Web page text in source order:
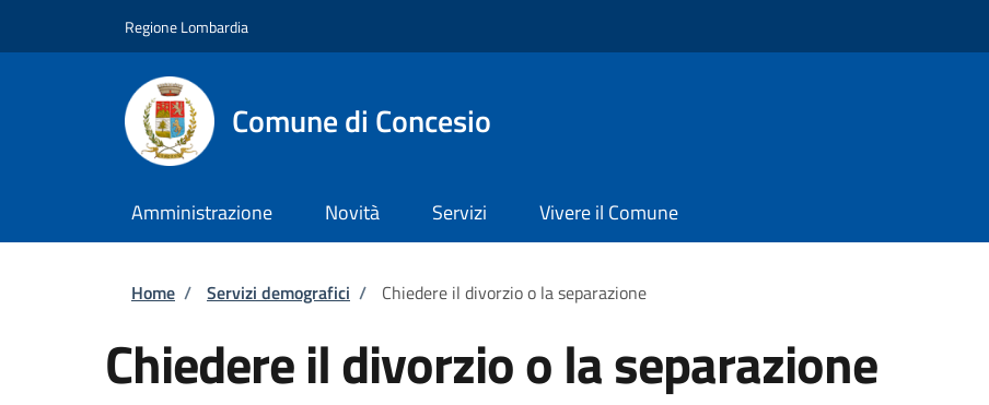
Regione Lombardia
Comune di Concesio
Amministrazione Novità Servizi Vivere il Comune
Briciole di pane
Home / Servizi demografici / Chiedere il divorzio o la separazione
Chiedere il divorzio o la separazione